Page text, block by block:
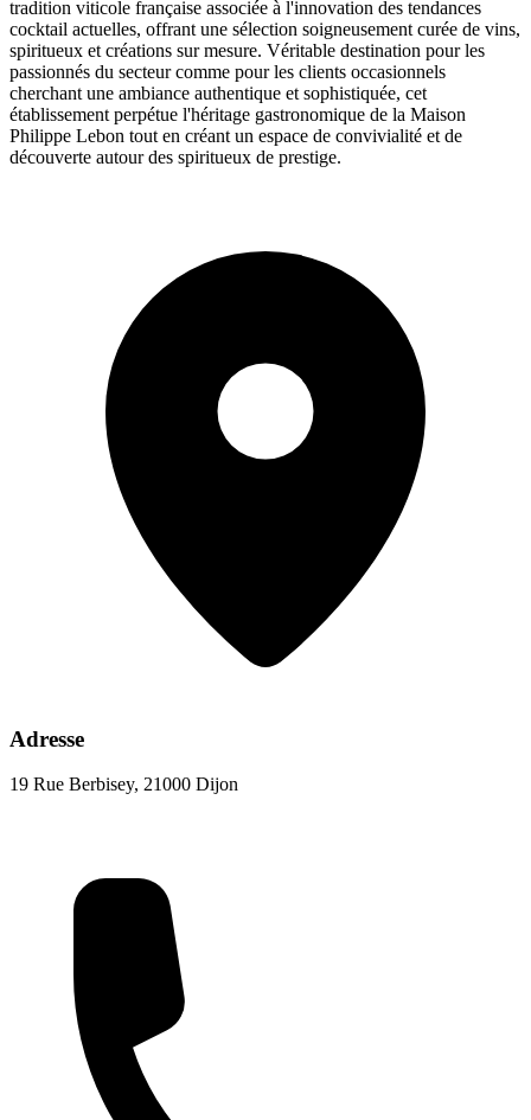
tradition viticole française associée à l'innovation des tendances
cocktail actuelles, offrant une sélection soigneusement curée de vins,
spiritueux et créations sur mesure. Véritable destination pour les
passionnés du secteur comme pour les clients occasionnels
cherchant une ambiance authentique et sophistiquée, cet
établissement perpétue l'héritage gastronomique de la Maison
Philippe Lebon tout en créant un espace de convivialité et de
découverte autour des spiritueux de prestige.
Adresse
19 Rue Berbisey, 21000 Dijon